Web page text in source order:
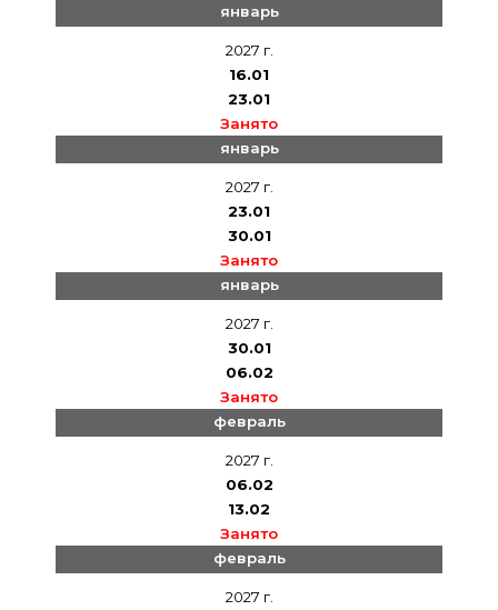
январь
2027 г.
16.01
23.01
Занято
январь
2027 г.
23.01
30.01
Занято
январь
2027 г.
30.01
06.02
Занято
февраль
2027 г.
06.02
13.02
Занято
февраль
2027 г.